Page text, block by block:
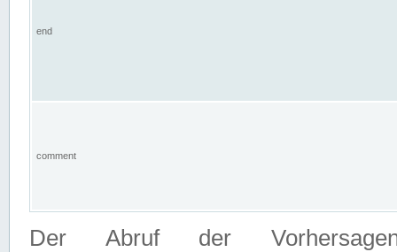
end
comment
Der Abruf der